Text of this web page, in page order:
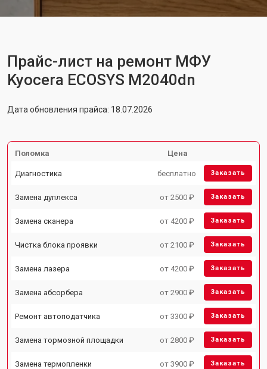
Прайс-лист на ремонт МФУ
Kyocera ECOSYS M2040dn
Дата обновления прайса: 18.07.2026
Поломка Цена
Диагностика бесплатно Заказать
Замена дуплекса от 2500 ₽ Заказать
Замена сканера от 4200 ₽ Заказать
Чистка блока проявки от 2100 ₽ Заказать
Замена лазера от 4200 ₽ Заказать
Замена абсорбера от 2900 ₽ Заказать
Ремонт автоподатчика от 3300 ₽ Заказать
Замена тормозной площадки от 2800 ₽ Заказать
Замена термопленки от 3900 ₽ Заказать